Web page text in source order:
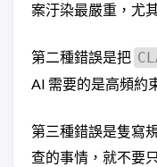
案汙染最嚴重，尤
第二種錯誤是把
AI 需要的是高頻約
第三種錯誤是隻寫
查的事情，就不要